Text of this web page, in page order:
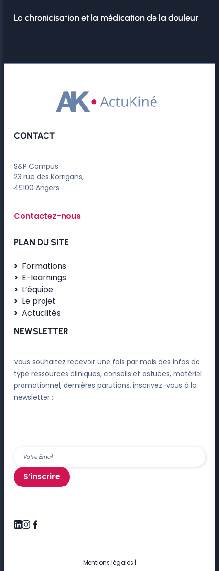
La chronicisation et la médication de la douleur
CONTACT
S&P Campus
23 rue des Korrigans,
49100 Angers
Contactez-nous
PLAN DU SITE
Formations
E-learnings
L’équipe
Le projet
Actualités
NEWSLETTER
Vous souhaitez recevoir une fois par mois des infos de
type ressources cliniques, conseils et astuces, matériel
promotionnel, dernières parutions, inscrivez-vous à la
newsletter :
S’inscrire
Mentions légales |